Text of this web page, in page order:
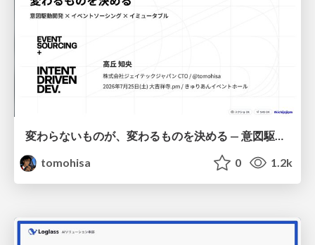
変わらないものが、変わるものを決める — 意図駆動開発 × イベントソーシング × イミュータブル | What Doesn't Change Decides What Can — IDD × Event Sourcing × Immutability
tomohisa
0 1.2k